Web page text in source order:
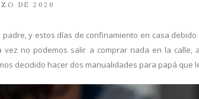
DE 2020
padre, y estos días de confinamiento en casa
vez no podemos salir a comprar nada en la
decidido hacer dos manualidades para papá